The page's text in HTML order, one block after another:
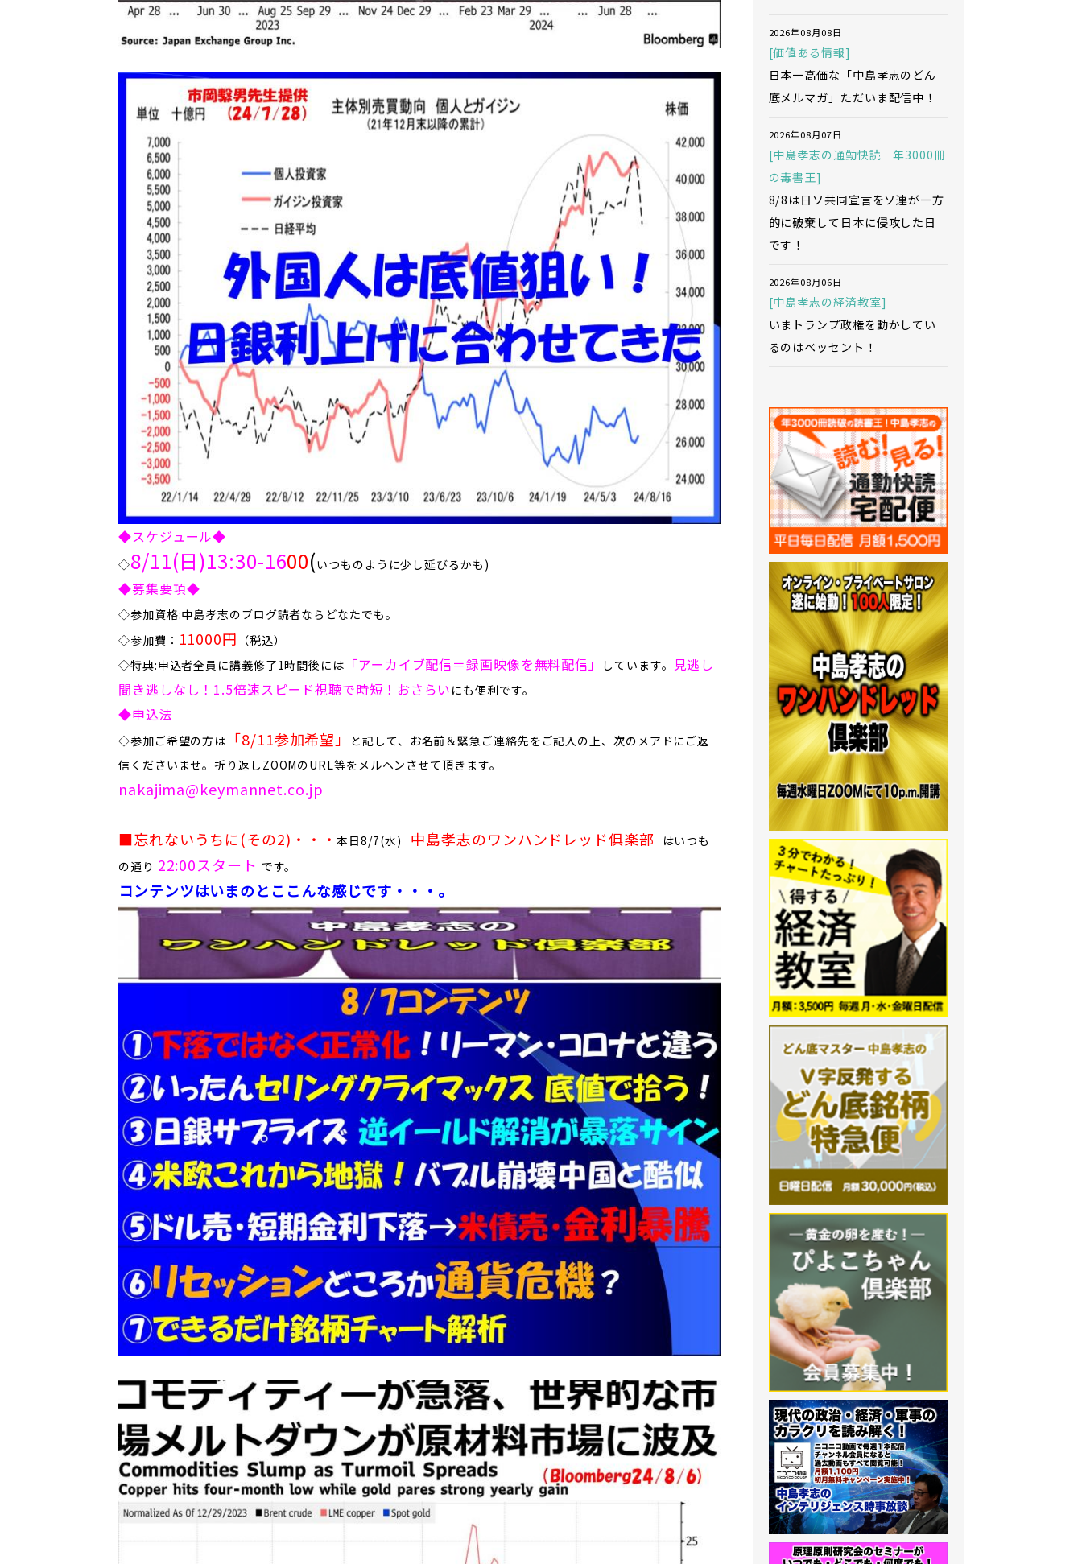
◆スケジュール◆
◇8/11(日)13:30-1600(いつものように少し延びるかも)
◆募集要項◆
◇参加資格:中島孝志のブログ読者ならどなたでも。
◇参加費： 11000円 （税込）
​◇特典:申込者全員に講義修了1時間後には 「アーカイブ配信＝録画映像を無料配信」 しています。 見逃し
聞き逃しなし！1.5倍速スピード視聴で時短！おさらい にも便利です。
◆申込法
◇​参加ご希望の方は 「8/11参加希望」
と記して、お名前＆緊急ご連絡先をご記入の上、次のメアドにご返
信くださいませ。折り返しZOOMのURL等をメルヘンさせて頂きます。
​​​nakajima@keymannet.co.jp
■忘れないうちに(その2) ・・・本日8/7(水) 中島孝志のワンハンドレッド俱楽部
はいつも
の通り 22:00スタート です。
コンテンツはいまのとここんな感じです・・・。
2026年08月08日
[価値ある情報]
日本一高価な「中島孝志のどん
底メルマガ」ただいま配信中！
2026年08月07日
[中島孝志の通勤快読 年3000冊
の毒書王]
8/8は日ソ共同宣言をソ連が一方
的に破棄して日本に侵攻した日
です！
2026年08月06日
[中島孝志の経済教室]
いまトランプ政権を動かしてい
るのはベッセント！